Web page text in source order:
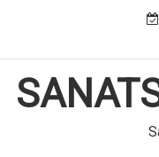
content